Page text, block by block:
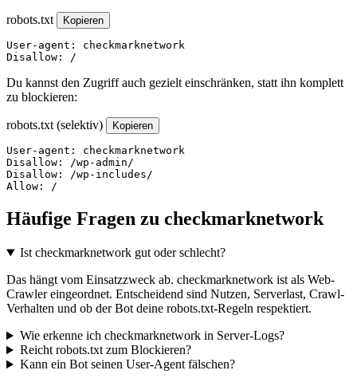
robots.txt Kopieren
User-agent: checkmarknetwork
Disallow: /
Du kannst den Zugriff auch gezielt einschränken, statt ihn komplett
zu blockieren:
robots.txt (selektiv) Kopieren
User-agent: checkmarknetwork
Disallow: /wp-admin/
Disallow: /wp-includes/
Allow: /
Häufige Fragen zu checkmarknetwork
Ist checkmarknetwork gut oder schlecht?
Das hängt vom Einsatzzweck ab. checkmarknetwork ist als Web-
Crawler eingeordnet. Entscheidend sind Nutzen, Serverlast, Crawl-
Verhalten und ob der Bot deine robots.txt-Regeln respektiert.
Wie erkenne ich checkmarknetwork in Server-Logs?
Reicht robots.txt zum Blockieren?
Kann ein Bot seinen User-Agent fälschen?